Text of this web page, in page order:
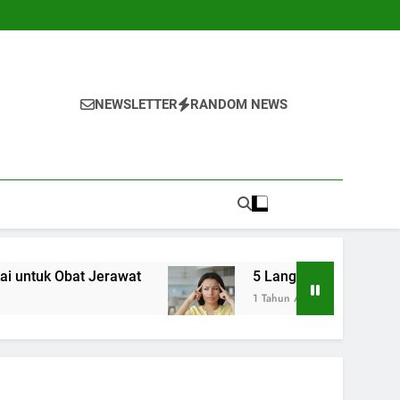
NEWSLETTER RANDOM NEWS
5 Langkah Awal untuk Mengenali
1 Tahun Ago